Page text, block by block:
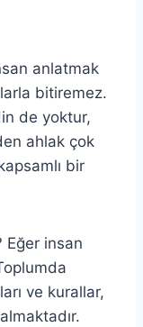
anlatmak
bitiremez.
de yoktur,
ahlak çok
bir
Eğer insan
ve kurallar,